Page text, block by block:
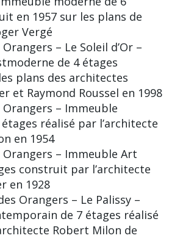
en 1957 sur les plans de
Vergé
– Le Soleil d’Or –
de 4 étages
plans des architectes
et Raymond Roussel en 1998
Orangers – Immeuble
réalisé par l’architecte
en 1954
Orangers – Immeuble Art
construit par l’architecte
en 1928
Orangers – Le Palissy –
de 7 étages réalisé
Robert Milon de